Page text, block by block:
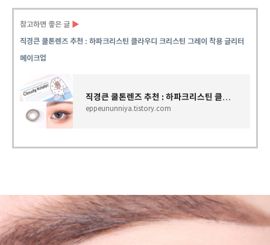
참고하면 좋은 글 ▶
직경큰 쿨톤렌즈 추천 : 하파크리스틴 클라우디 크리스틴 그레이 착용 글리터
메이크업
직경큰 쿨톤렌즈 추천 : 하파크리스틴 클라우디 크리스틴 그레이 착용 글리터 메이크업
eppeununniya.tistory.com